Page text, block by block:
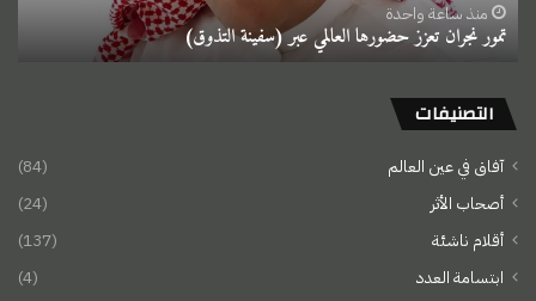
منذ ساعة واحدة
تمور نجران تعزز حضورها العالمي عبر (سفينة التذوق)
التصنيفات
آفاق في عين العالم
(84)
أصحاب الأثر
(24)
أقلام ناشئة
(137)
ابتسامة العدد
(4)